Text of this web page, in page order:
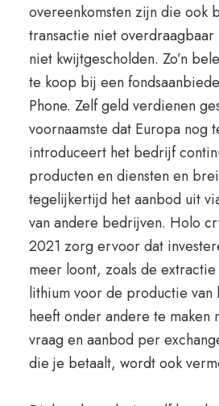
overeenkomsten zijn die ook
transactie niet
niet kwijtgescholden. Zo’n
te koop bij een
Phone. Zelf geld verdienen
voornaamste dat Europa nog
introduceert het bedrijf
producten en diensten en
tegelijkertijd het aanbod uit
van andere bedrijven. Holo
2021 zorg ervoor dat
meer loont, zoals de
lithium voor de productie
heeft onder andere te maken
vraag en aanbod per
die je betaalt, wordt ook